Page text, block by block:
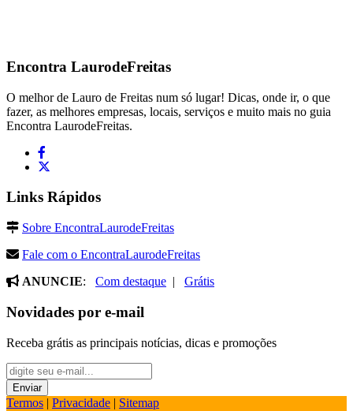
Encontra LaurodeFreitas
O melhor de Lauro de Freitas num só lugar! Dicas, onde ir, o que
fazer, as melhores empresas, locais, serviços e muito mais no guia
Encontra LaurodeFreitas.
Links Rápidos
Sobre EncontraLaurodeFreitas
Fale com o EncontraLaurodeFreitas
ANUNCIE: Com destaque | Grátis
Novidades por e-mail
Receba grátis as principais notícias, dicas e promoções
Termos | Privacidade | Sitemap